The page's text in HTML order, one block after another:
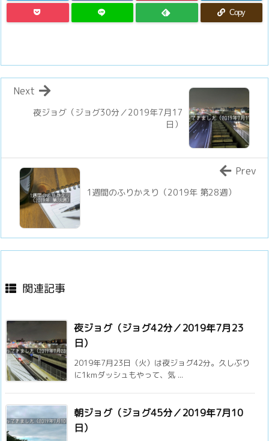
Copy
夜ジョグ（ジョグ30分／2019年7月17
日）
Next
1週間のふりかえり（2019年 第28週）
Prev
関連記事
夜ジョグ（ジョグ42分／2019年7月23
日）
2019年7月23日（火）は夜ジョグ42分。久しぶり
に1kmダッシュもやって、気 ...
朝ジョグ（ジョグ45分／2019年7月10
日）